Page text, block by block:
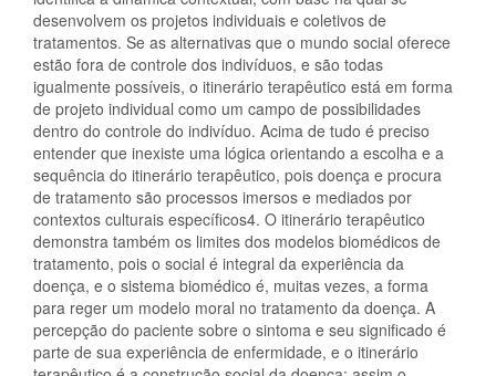
desenvolvem os projetos individuais e coletivos de
tratamentos. Se as alternativas que o mundo social oferece
estão fora de controle dos indivíduos, e são todas
igualmente possíveis, o itinerário terapêutico está em forma
de projeto individual como um campo de possibilidades
dentro do controle do indivíduo. Acima de tudo é preciso
entender que inexiste uma lógica orientando a escolha e a
sequência do itinerário terapêutico, pois doença e procura
de tratamento são processos imersos e mediados por
contextos culturais específicos4. O itinerário terapêutico
demonstra também os limites dos modelos biomédicos de
tratamento, pois o social é integral da experiência da
doença, e o sistema biomédico é, muitas vezes, a forma
para reger um modelo moral no tratamento da doença. A
percepção do paciente sobre o sintoma e seu significado é
parte de sua experiência de enfermidade, e o itinerário